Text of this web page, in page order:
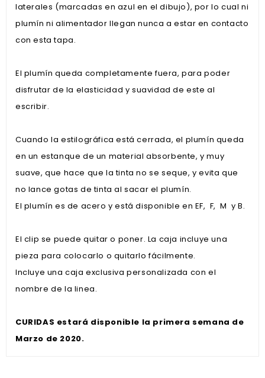
laterales (marcadas en azul en el dibujo), por lo cual ni
plumín ni alimentador llegan nunca a estar en contacto
con esta tapa.
El plumín queda completamente fuera, para poder
disfrutar de la elasticidad y suavidad de este al
escribir.
Cuando la estilográfica está cerrada, el plumín queda
en un estanque de un material absorbente, y muy
suave, que hace que la tinta no se seque, y evita que
no lance gotas de tinta al sacar el plumín.
El plumín es de acero y está disponible en EF, F, M y B.
El clip se puede quitar o poner. La caja incluye una
pieza para colocarlo o quitarlo fácilmente.
Incluye una caja exclusivapersonalizada con el
nombre de la linea.
CURIDAS estará disponible la primera semana de
Marzo de 2020.